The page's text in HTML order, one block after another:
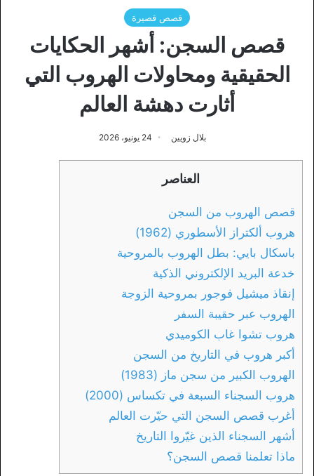
قصص قصيرة
قصص السجن: أشهر الحكايات
الحقيقية ومحاولات الهروب التي
أثارت دهشة العالم
بلال زويين 24 يونيو، 2026
العناصر
قصص الهروب من السجن
هروب ألكتراز الأسطوري (1962)
باسكال بايي: بطل الهروب بالمروحية
خدعة البريد الإلكتروني الذكية
إنقاذ ميشيل فوجور بمروحية الزوجة
الهروب عبر حقيبة السفر
هروب تشوا غاب الكوميدي
أكبر هروب في التاريخ من السجن
الهروب الكبير من سجن ماز (1983)
هروب السجناء السبعة في تكساس (2000)
أغرب قصص السجن التي حيّرت العالم
أشهر السجناء الذين غيّروا التاريخ
ماذا تعلمنا قصص السجن؟